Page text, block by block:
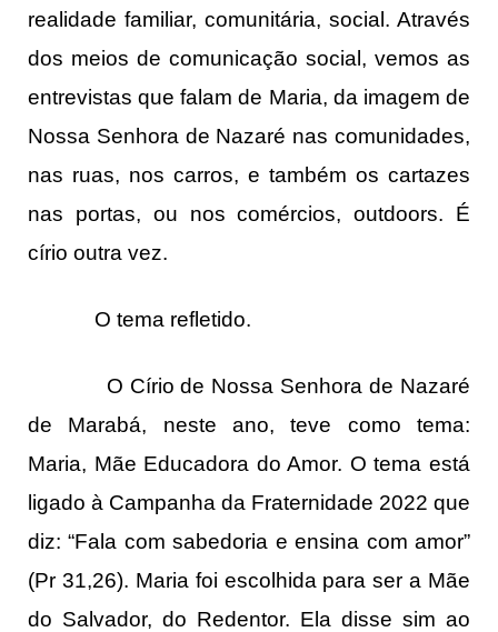
realidade familiar, comunitária, social. Através
dos meios de comunicação social, vemos as
entrevistas que falam de Maria, da imagem de
Nossa Senhora de Nazaré nas comunidades,
nas ruas, nos carros, e também os cartazes
nas portas, ou nos comércios, outdoors. É
círio outra vez.
O tema refletido.
O Círio de Nossa Senhora de Nazaré
de Marabá, neste ano, teve como tema:
Maria, Mãe Educadora do Amor. O tema está
ligado à Campanha da Fraternidade 2022 que
diz: “Fala com sabedoria e ensina com amor”
(Pr 31,26). Maria foi escolhida para ser a Mãe
do Salvador, do Redentor. Ela disse sim ao